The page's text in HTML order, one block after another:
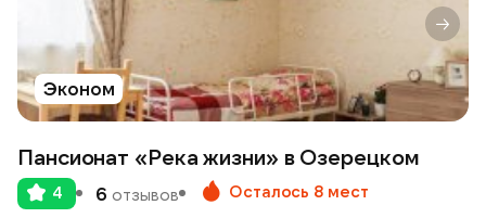
Эконом
Пансионат «Река жизни» в Озерецком
4 6 отзывов Осталось 8 мест